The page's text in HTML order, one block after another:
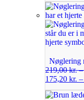
Nøglering
219,00kr.
175,20 kr. –